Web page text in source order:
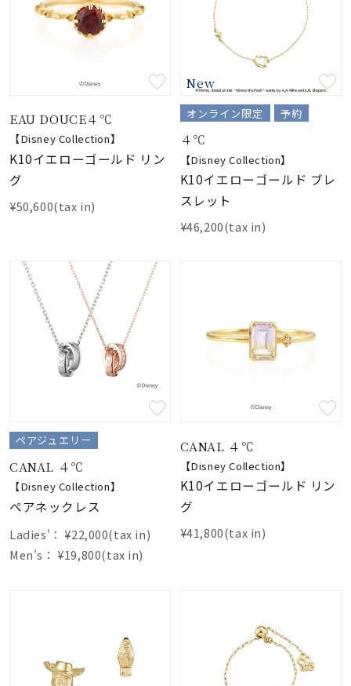
EAU DOUCE４℃
【Disney Collection】
K10イエローゴールド リン
グ
¥50,600(tax in)
New
オンライン限定 予約
４℃
【Disney Collection】
K10イエローゴールド ブレ
スレット
¥46,200(tax in)
ペアジュエリー
CANAL ４℃
【Disney Collection】
ペアネックレス
Ladies'： ¥22,000(tax in)
Men's： ¥19,800(tax in)
CANAL ４℃
【Disney Collection】
K10イエローゴールド リン
グ
¥41,800(tax in)